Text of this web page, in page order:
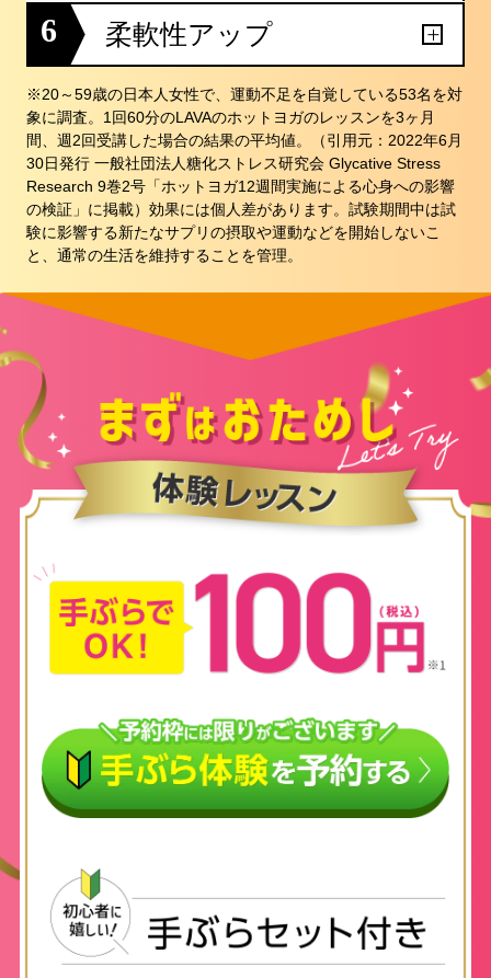
6 柔軟性アップ
※20～59歳の日本人女性で、運動不足を自覚している53名を対
象に調査。1回60分のLAVAのホットヨガのレッスンを3ヶ月
間、週2回受講した場合の結果の平均値。（引用元：2022年6月
30日発行 一般社団法人糖化ストレス研究会 Glycative Stress
Research 9巻2号「ホットヨガ12週間実施による心身への影響
の検証」に掲載）効果には個人差があります。試験期間中は試
験に影響する新たなサプリの摂取や運動などを開始しないこ
と、通常の生活を維持することを管理。